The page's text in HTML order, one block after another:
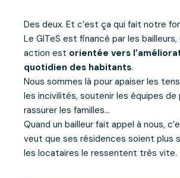
Des deux. Et c’est ça qui fait notre
Le GITeS est financé par les bailleurs,
action est orientée vers
quotidien des habitants.
Nous sommes là pour apaiser les
les incivilités, soutenir les équipes de
rassurer les familles…
Quand un bailleur fait appel à nous,
veut que ses résidences soient plus
les locataires le ressentent très vite.